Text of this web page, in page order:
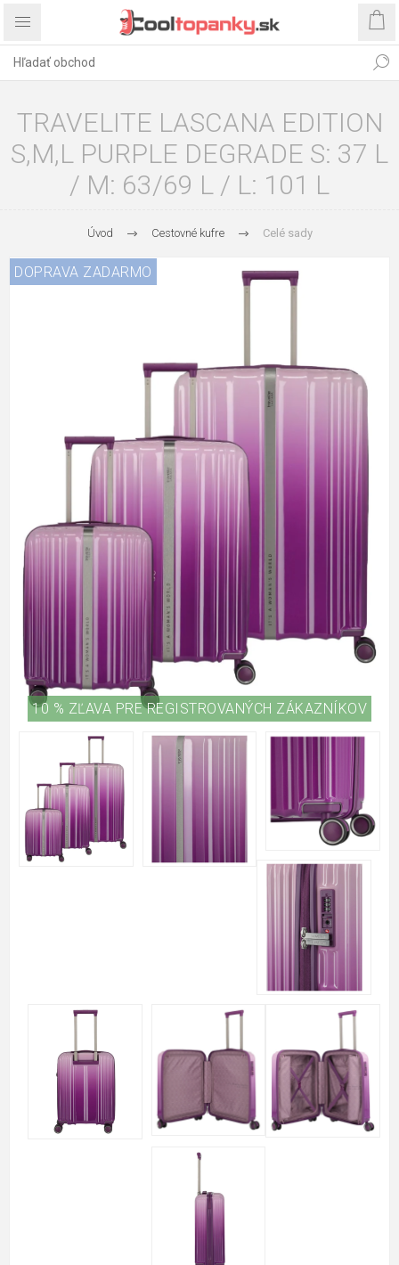
TRAVELITE LASCANA EDITION
S,M,L PURPLE DEGRADE S: 37 L
/ M: 63/69 L / L: 101 L
Úvod Cestovné kufre Celé sady
DOPRAVA ZADARMO
10 % ZĽAVA PRE REGISTROVANÝCH ZÁKAZNÍKOV